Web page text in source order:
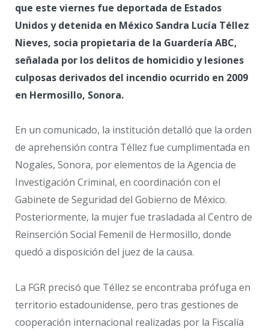
que este viernes fue deportada de Estados
Unidos y detenida en México Sandra Lucía Téllez
Nieves, socia propietaria de la Guardería ABC,
señalada por los delitos de homicidio y lesiones
culposas derivados del incendio ocurrido en 2009
en Hermosillo, Sonora.
En un comunicado, la institución detalló que la orden
de aprehensión contra Téllez fue cumplimentada en
Nogales, Sonora, por elementos de la Agencia de
Investigación Criminal, en coordinación con el
Gabinete de Seguridad del Gobierno de México.
Posteriormente, la mujer fue trasladada al Centro de
Reinserción Social Femenil de Hermosillo, donde
quedó a disposición del juez de la causa.
La FGR precisó que Téllez se encontraba prófuga en
territorio estadounidense, pero tras gestiones de
cooperación internacional realizadas por la Fiscalía